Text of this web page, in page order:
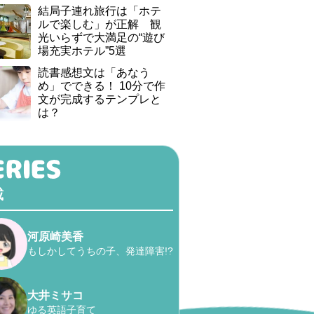
結局子連れ旅行は「ホテ
ルで楽しむ」が正解 観
光いらずで大満足の“遊び
場充実ホテル”5選
読書感想文は「あなう
め」でできる！ 10分で作
文が完成するテンプレと
は？
河原崎美香
もしかしてうちの子、発達障害!?
大井ミサコ
ゆる英語子育て